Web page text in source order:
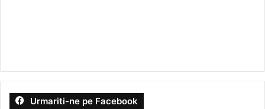
Urmariti-ne pe Facebook